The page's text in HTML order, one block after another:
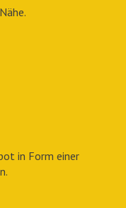
in Form einer